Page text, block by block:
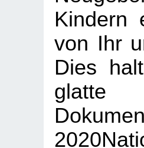
Kindern
von Ihr
Dies